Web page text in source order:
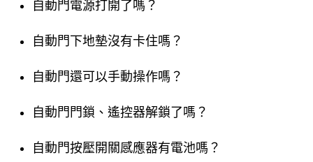
自動門電源打開了嗎？
自動門下地墊沒有卡住嗎？
自動門還可以手動操作嗎？
自動門門鎖、遙控器解鎖了嗎？
自動門按壓開關感應器有電池嗎？